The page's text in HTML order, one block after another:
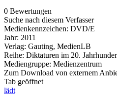
0 Bewertungen
Suche nach diesem Verfasser
Medienkennzeichen: DVD/E
Jahr: 2011
Verlag: Gauting, MedienLB
Reihe: Diktaturen im 20.
Mediengruppe: Medienzentrum
Zum Download von externem
Tab geöffnet
lädt